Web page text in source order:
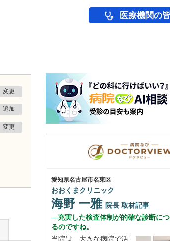
医療機関の
変更
追加
変更
愛知県名古屋市名東区
おおくまクリニック
海野 一雅 院長 取材記事
充実した検査体制が的確な診断に
るのですね。
当院は、大きな病院で活